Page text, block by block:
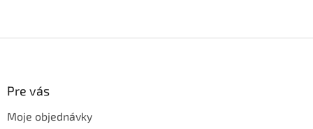
Pre vás
Moje objednávky